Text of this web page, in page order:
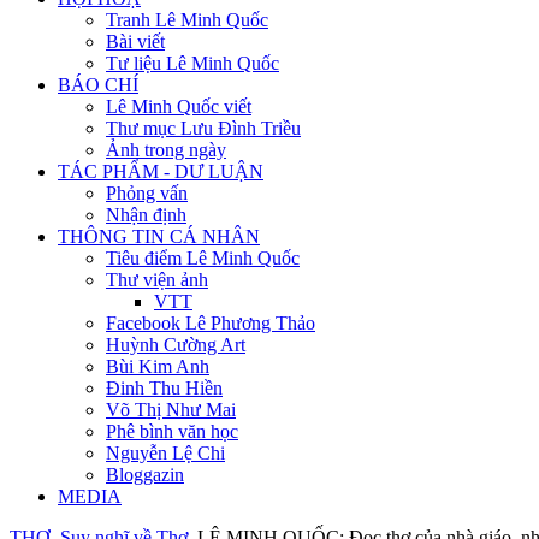
Tranh Lê Minh Quốc
Bài viết
Tư liệu Lê Minh Quốc
BÁO CHÍ
Lê Minh Quốc viết
Thư mục Lưu Đình Triều
Ảnh trong ngày
TÁC PHẨM - DƯ LUẬN
Phỏng vấn
Nhận định
THÔNG TIN CÁ NHÂN
Tiêu điểm Lê Minh Quốc
Thư viện ảnh
VTT
Facebook Lê Phương Thảo
Huỳnh Cường Art
Bùi Kim Anh
Đinh Thu Hiền
Võ Thị Như Mai
Phê bình văn học
Nguyễn Lệ Chi
Bloggazin
MEDIA